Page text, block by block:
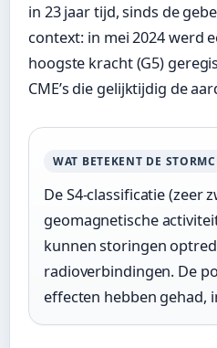
in 23 jaar tijd, sinds de
context: in mei 2024 werd
hoogste kracht (G5)
CME’s die gelijktijdig de
WAT BETEKENT DE
De S4-classificatie (zeer
geomagnetische
kunnen storingen
radioverbindingen. De
effecten hebben gehad,